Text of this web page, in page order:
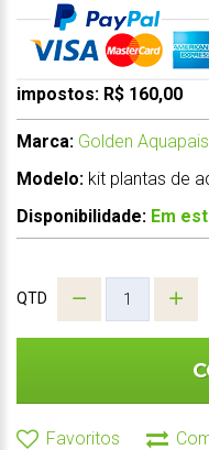
impostos: R$ 160,00
Marca: Golden
Modelo: kit plantas de
Disponibilidade: Em
QTD
Favoritos